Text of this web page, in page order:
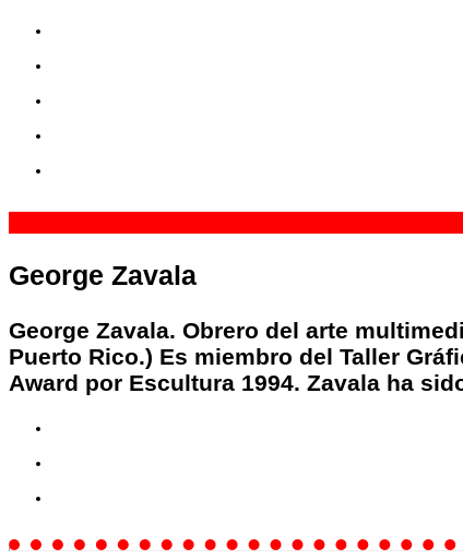
George Zavala
George Zavala. Obrero del arte
Puerto Rico.) Es miembro del Taller
Award por Escultura 1994. Zavala ha